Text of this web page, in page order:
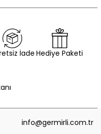
İade Hediye Paketi
info@germirli.com.tr